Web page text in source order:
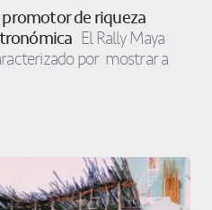
de riqueza
El Rally Maya
por mostrar a